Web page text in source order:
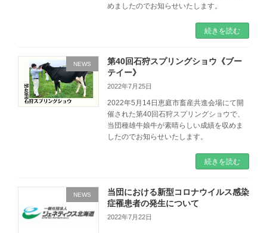
めましたのでお知らせいたします。
続きを読む
NEWS
第40回石狩スプリングショウ《ブー
テイー》
2022年7月25日
2022年5月14日恵庭市畜産共進会場にて開
催された第40回石狩スプリングショウで、
当団種雄牛娘牛が素晴らしい成績を収めま
したのでお知らせいたします。
続きを読む
NEWS
当団における新型コロナウイルス感染
症罹患者の発生について
2022年7月22日